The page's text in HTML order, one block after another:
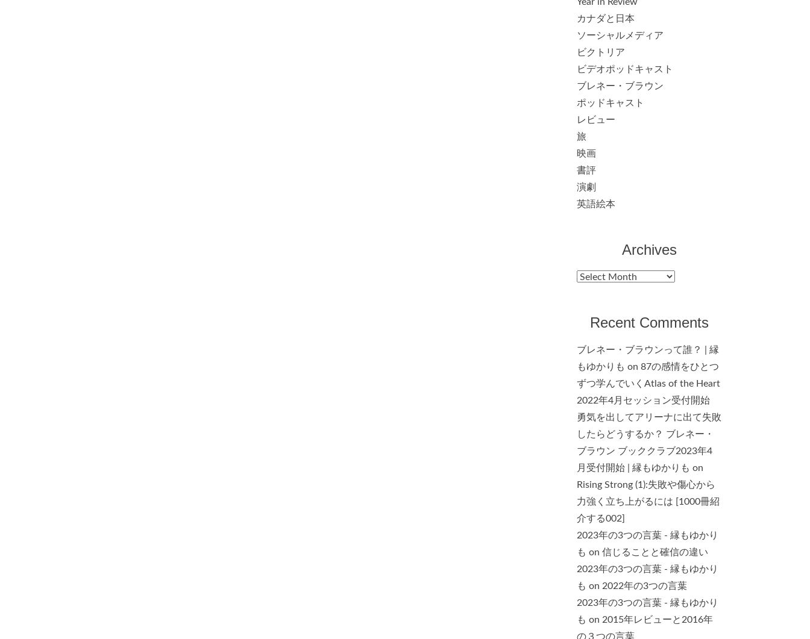
カナダと日本
ソーシャルメディア
ビクトリア
ビデオポッドキャスト
ブレネー・ブラウン
ポッドキャスト
レビュー
旅
映画
書評
演劇
英語絵本
Archives
Archives
Recent Comments
ブレネー・ブラウンって誰？ | 縁
もゆかりも on 87の感情をひとつ
ずつ学んでいくAtlas of the Heart
2022年4月セッション受付開始
勇気を出してアリーナに出て失敗
したらどうするか？ ブレネー・
ブラウン ブッククラブ2023年4
月受付開始 | 縁もゆかりも on
Rising Strong (1):失敗や傷心から
力強く立ち上がるには [1000冊紹
介する002]
2023年の3つの言葉 - 縁もゆかり
も on 信じることと確信の違い
2023年の3つの言葉 - 縁もゆかり
も on 2022年の3つの言葉
2023年の3つの言葉 - 縁もゆかり
も on 2015年レビューと2016年
の３つの言葉